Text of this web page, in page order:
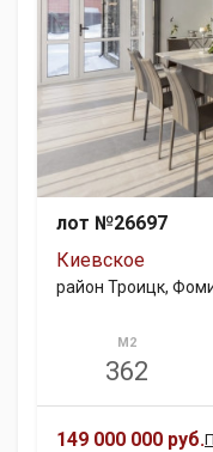
лот №26697
Киевское
район Троицк,
М2
362
149 000 000 руб.